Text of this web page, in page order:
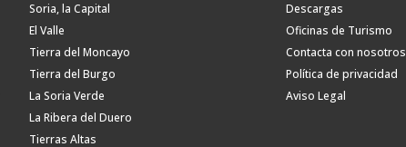
Soria, la Capital
El Valle
Tierra del Moncayo
Tierra del Burgo
La Soria Verde
La Ribera del Duero
Tierras Altas
Descargas
Oficinas de Turismo
Contacta con nosotros
Política de privacidad
Aviso Legal